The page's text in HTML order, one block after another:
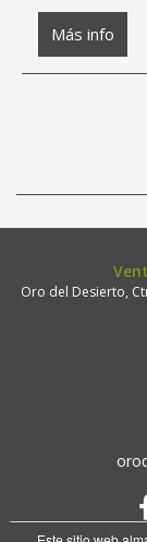
Más info
Oro del Desierto,